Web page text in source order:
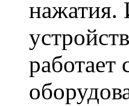
нажатия.